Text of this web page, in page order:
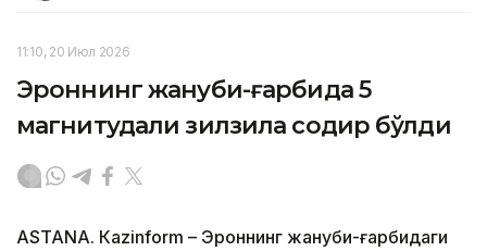
11:10, 20 Июл 2026
Эроннинг жануби-ғарбида 5
магнитудали зилзила содир бўлди
ASTANА. Кazinform – Эроннинг жануби-ғарбидаги